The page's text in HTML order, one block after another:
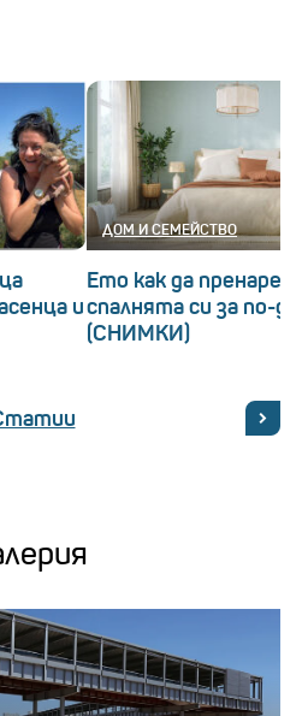
и
ДОМ И СЕМЕЙСТВО
Ето как да
спалнята си за по-
(СНИМКИ)